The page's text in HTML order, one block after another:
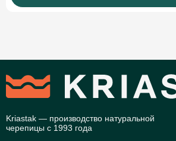
Kriastak — производство натуральной
черепицы с 1993 года